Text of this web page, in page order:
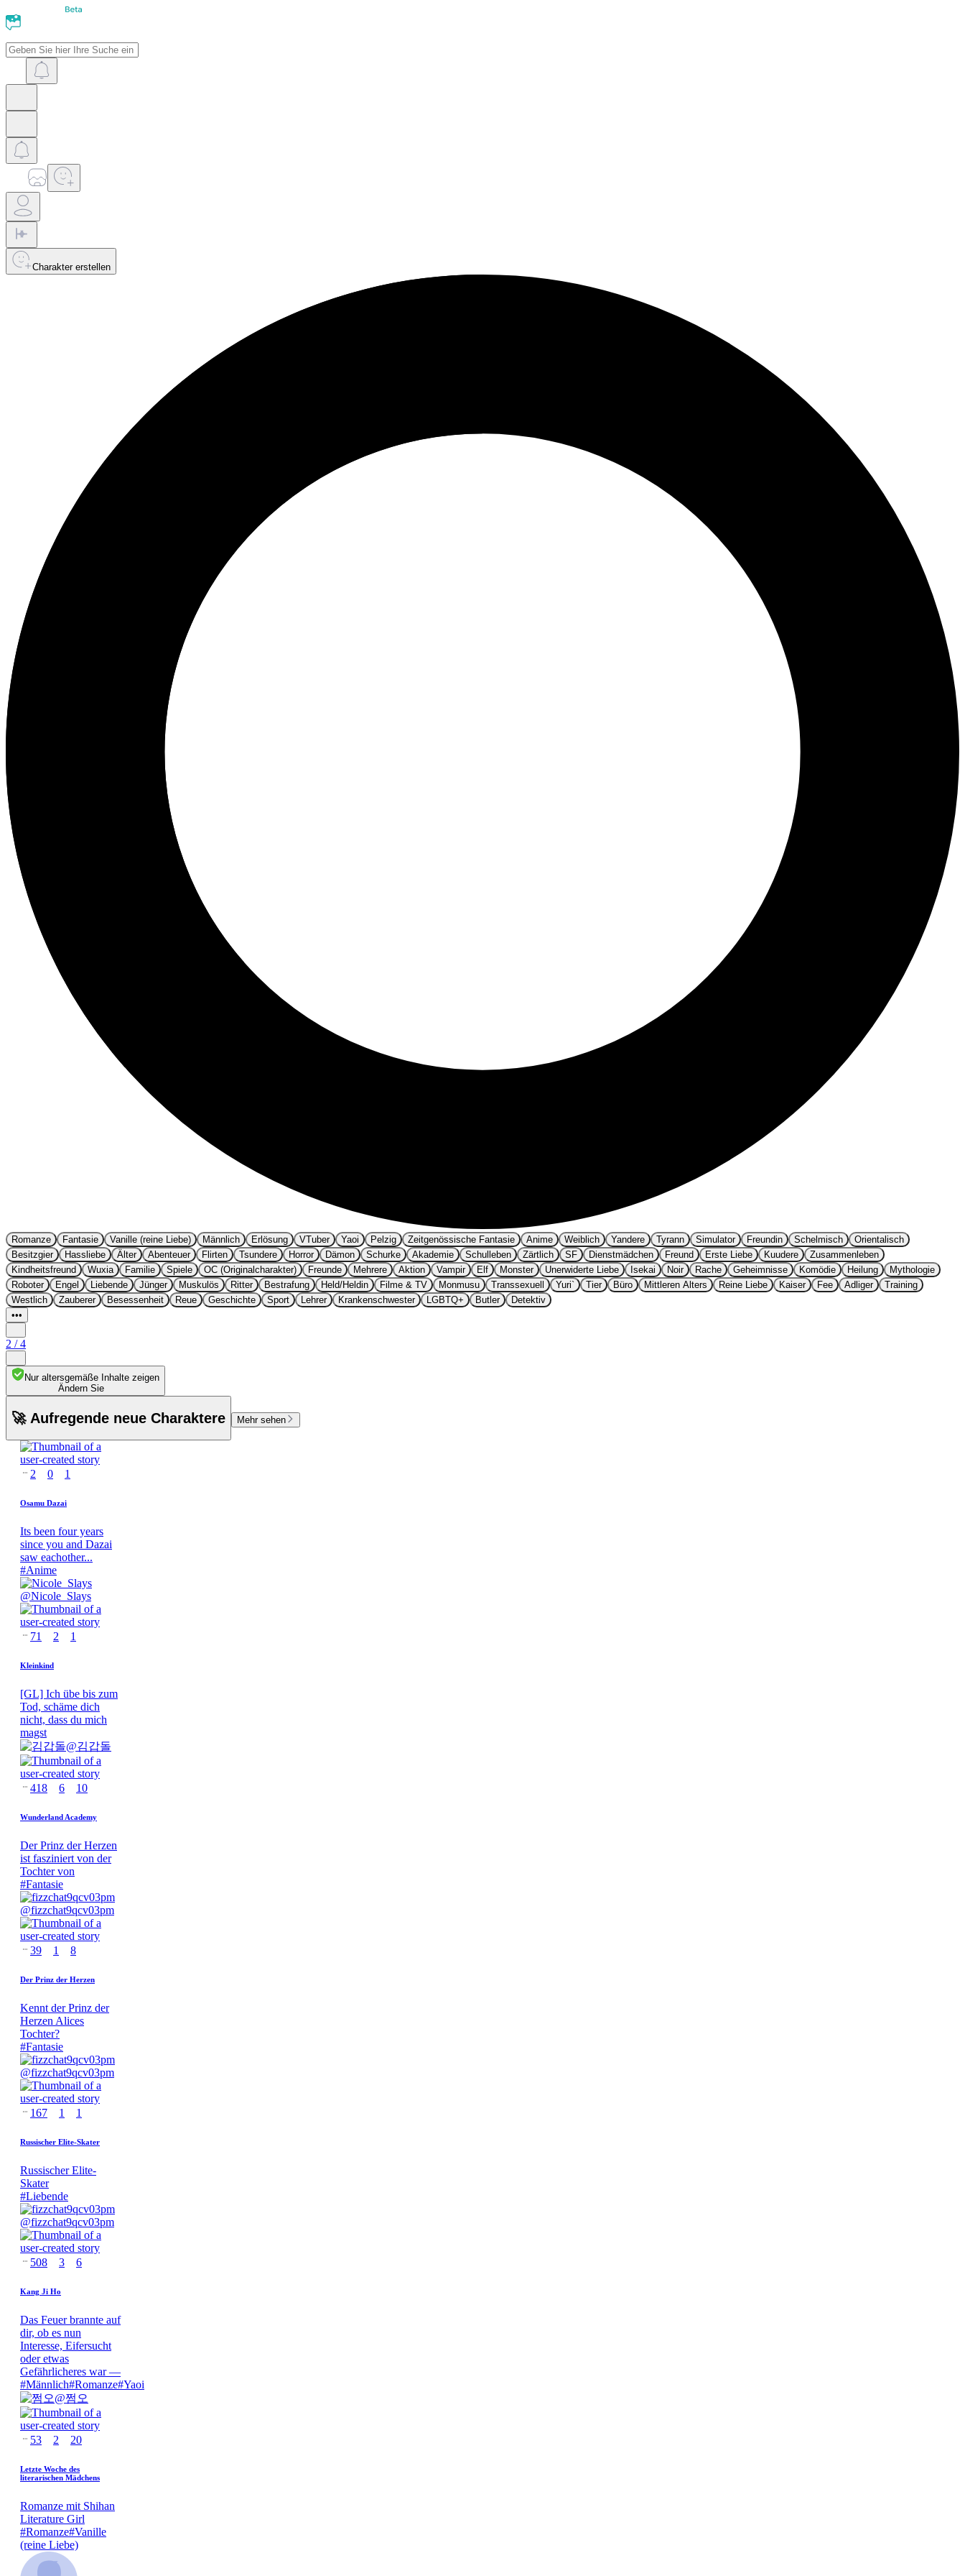
Charakter erstellen
Romanze Fantasie Vanille (reine Liebe) Männlich Erlösung VTuber Yaoi Pelzig Zeitgenössische Fantasie Anime Weiblich Yandere Tyrann Simulator Freundin Schelmisch
Orientalisch
Besitzgier
Hassliebe Älter Abenteuer Flirten Tsundere Horror Dämon Schurke Akademie Schulleben Zärtlich SF Dienstmädchen Freund Erste Liebe Kuudere
Zusammenleben
Kindheitsfreund
Wuxia Familie Spiele OC (Originalcharakter) Freunde Mehrere Aktion Vampir Elf Monster Unerwiderte Liebe Isekai Noir Rache Geheimnisse Komödie Heilung
Mythologie
Roboter
Engel Liebende Jünger Muskulös Ritter Bestrafung Held/Heldin Filme & TV Monmusu Transsexuell Yuri` Tier Büro Mittleren Alters Reine Liebe Kaiser Fee Adliger
Training
Westlich
Zauberer Besessenheit Reue Geschichte Sport Lehrer Krankenschwester LGBTQ+ Butler
Detektiv
•••
2 / 4
Nur altersgemäße Inhalte zeigen
Ändern Sie
🚀 Aufregende neue Charaktere Mehr sehen
2 0 1
Osamu Dazai
Its been four years
since you and Dazai
saw eachother...
#Anime
@Nicole_Slays
71 2 1
Kleinkind
[GL] Ich übe bis zum
Tod, schäme dich
nicht, dass du mich
magst
@김갑돌
418 6 10
Wunderland Academy
Der Prinz der Herzen
ist fasziniert von der
Tochter von
#Fantasie
@fizzchat9qcv03pm
39 1 8
Der Prinz der Herzen
Kennt der Prinz der
Herzen Alices
Tochter?
#Fantasie
@fizzchat9qcv03pm
167 1 1
Russischer Elite-Skater
Russischer Elite-
Skater
#Liebende
@fizzchat9qcv03pm
508 3 6
Kang Ji Ho
Das Feuer brannte auf
dir, ob es nun
Interesse, Eifersucht
oder etwas
Gefährlicheres war —
#Männlich#Romanze#Yaoi
@쩜오
53 2 20
Letzte Woche des
literarischen Mädchens
Romanze mit Shihan
Literature Girl
#Romanze#Vanille
(reine Liebe)